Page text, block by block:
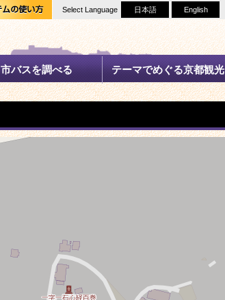
Select Language 日本語 English
市バスを調べる テーマでめぐる京都観光